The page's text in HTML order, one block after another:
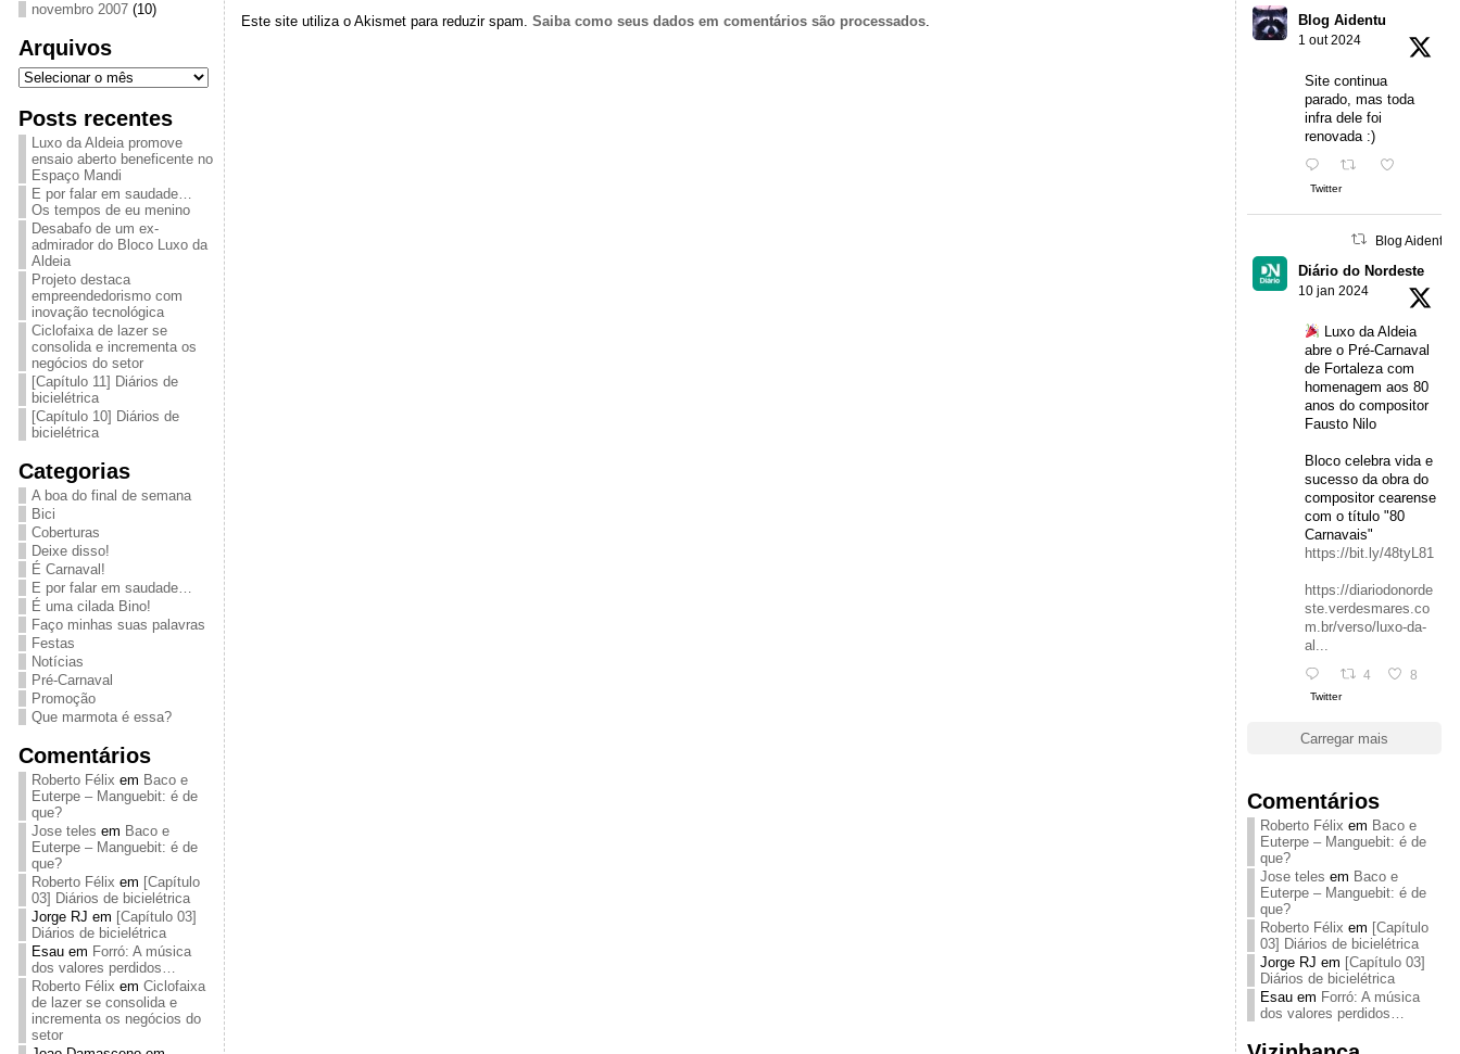
novembro 2007(10)
Arquivos
Arquivos
Posts recentes
Luxo da Aldeia promove
ensaio aberto beneficente no
Espaço Mandi
E por falar em saudade…
Os tempos de eu menino
Desabafo de um ex-
admirador do Bloco Luxo da
Aldeia
Projeto destaca
empreendedorismo com
inovação tecnológica
Ciclofaixa de lazer se
consolida e incrementa os
negócios do setor
[Capítulo 11] Diários de
bicielétrica
[Capítulo 10] Diários de
bicielétrica
Categorias
A boa do final de semana
Bici
Coberturas
Deixe disso!
É Carnaval!
E por falar em saudade…
É uma cilada Bino!
Faço minhas suas palavras
Festas
Notícias
Pré-Carnaval
Promoção
Que marmota é essa?
Comentários
Roberto Félix em Baco e
Euterpe – Manguebit: é de
que?
Jose teles em Baco e
Euterpe – Manguebit: é de
que?
Roberto Félix em [Capítulo
03] Diários de bicielétrica
Jorge RJ em [Capítulo 03]
Diários de bicielétrica
Esauem Forró: A música
dos valores perdidos…
Roberto Félix em Ciclofaixa
de lazer se consolida e
incrementa os negócios do
setor
Este site utiliza o Akismet para reduzir spam. Saiba como seus dados em comentários são processados. Blog Aidentu
1 out 2024
Site continua
parado, mas toda
infra dele foi
renovada :)
Twitter
Blog Aidentu
Diário do Nordeste
10 jan 2024
Luxo da Aldeia
abre o Pré-Carnaval
de Fortaleza com
homenagem aos 80
anos do compositor
Fausto Nilo
Bloco celebra vida e
sucesso da obra do
compositor cearense
com o título "80
Carnavais"
https://bit.ly/48tyL81
https://diariodonorde
ste.verdesmares.co
m.br/verso/luxo-da-
al...
4 8
Twitter
Carregar mais
Comentários
Roberto Félix em Baco e
Euterpe – Manguebit: é de
que?
Jose teles em Baco e
Euterpe – Manguebit: é de
que?
Roberto Félix em [Capítulo
03] Diários de bicielétrica
Jorge RJ em [Capítulo 03]
Diários de bicielétrica
Esauem Forró: A música
dos valores perdidos…